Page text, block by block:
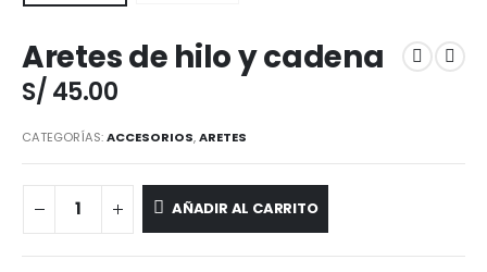
Aretes de hilo y cadena
S/ 45.00
CATEGORÍAS:ACCESORIOS,ARETES
AÑADIR AL CARRITO